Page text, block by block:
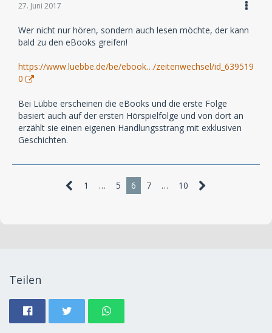
27. Juni 2017
Wer nicht nur hören, sondern auch lesen möchte, der kann
bald zu den eBooks greifen!
https://www.luebbe.de/be/ebook…/zeitenwechsel/id_639519
0
Bei Lübbe erscheinen die eBooks und die erste Folge
basiert auch auf der ersten Hörspielfolge und von dort an
erzählt sie einen eigenen Handlungsstrang mit exklusiven
Geschichten.
1 … 5 6 7 … 10
Teilen